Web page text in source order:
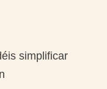
simplificar